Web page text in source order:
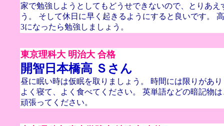
家で勉強しようとしてもどうせできないので、とりあえ
う。 そして休日に早く起きるようにすると良いです。
3になったら勉強しましょう。
東京理科大 明治大 合格
開智日本橋高 Ｓさん
昼に眠い時は仮眠を取りましょう。 時間には限りがあ
よく寝て、よく食べてください。 英単語などの暗記物
頑張ってください。